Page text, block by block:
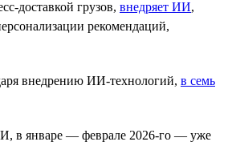
доставкой грузов, внедряет ИИ,
рекомендаций,
внедрению ИИ-технологий, в семь
в январе — феврале 2026-го — уже